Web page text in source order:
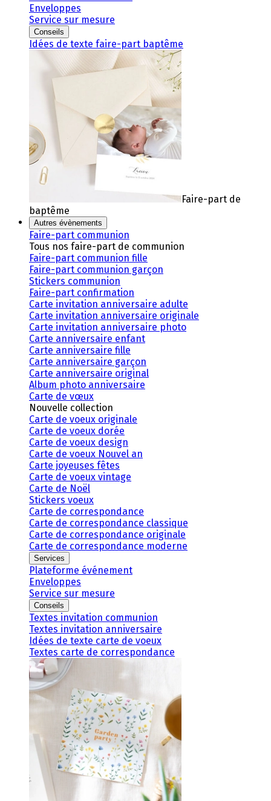
Enveloppes
Service sur mesure
Conseils
Idées de texte faire-part baptême
Faire-part de
baptême
Autres évènements
Faire-part communion
Tous nos faire-part de communion
Faire-part communion fille
Faire-part communion garçon
Stickers communion
Faire-part confirmation
Carte invitation anniversaire adulte
Carte invitation anniversaire originale
Carte invitation anniversaire photo
Carte anniversaire enfant
Carte anniversaire fille
Carte anniversaire garçon
Carte anniversaire original
Album photo anniversaire
Carte de vœux
Nouvelle collection
Carte de voeux originale
Carte de voeux dorée
Carte de voeux design
Carte de voeux Nouvel an
Carte joyeuses fêtes
Carte de voeux vintage
Carte de Noël
Stickers voeux
Carte de correspondance
Carte de correspondance classique
Carte de correspondance originale
Carte de correspondance moderne
Services
Plateforme événement
Enveloppes
Service sur mesure
Conseils
Textes invitation communion
Textes invitation anniversaire
Idées de texte carte de voeux
Textes carte de correspondance